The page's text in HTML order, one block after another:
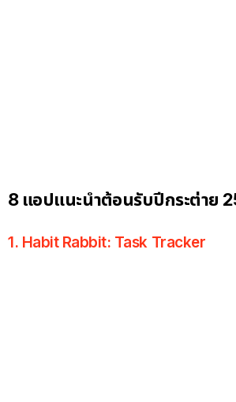
8 แอปแนะนำต้อนรับปีกระต่าย
1. Habit Rabbit: Task Tracker